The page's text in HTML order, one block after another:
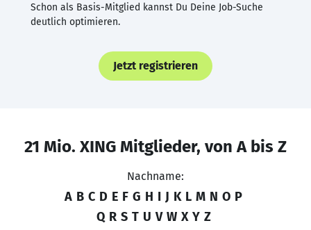
Schon als Basis-Mitglied kannst Du Deine Job-Suche
deutlich optimieren.
Jetzt registrieren
21 Mio. XING Mitglieder, von A bis Z
Nachname:
A B C D E F G H I J K L M N O P
Q R S T U V W X Y Z